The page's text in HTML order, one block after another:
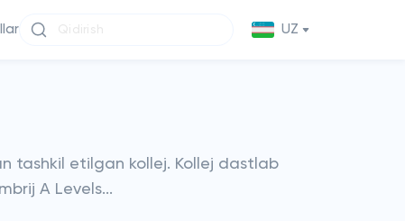
UZ
tashkil etilgan kollej. Kollej dastlab
A Levels...